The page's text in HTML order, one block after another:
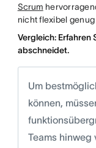
Scrum
nicht flexibel
Vergleich: Erfahren
abschneidet.
Um
können,
Teams hinweg